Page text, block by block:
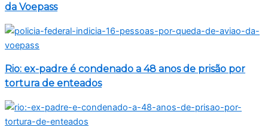
da Voepass
Rio: ex-padre é condenado a 48 anos de prisão por
tortura de enteados